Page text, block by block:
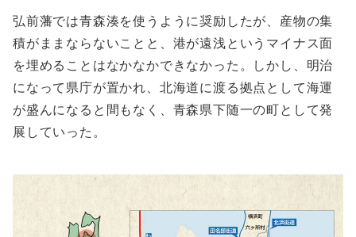
弘前藩では青森湊を使うように奨励したが、産物の集
積がままならないことと、港が遠浅というマイナス面
を埋めることはなかなかできなかった。しかし、明治
になって県庁が置かれ、北海道に渡る拠点として海運
が盛んになると間もなく、青森県下随一の町として発
展していった。